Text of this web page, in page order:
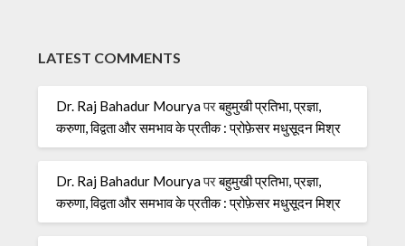
LATEST COMMENTS
Dr. Raj Bahadur Mouryaपरबहुमुखी प्रतिभा, प्रज्ञा,
करुणा, विद्वता और समभाव के प्रतीक : प्रोफ़ेसर मधुसूदन मिश्र
Dr. Raj Bahadur Mouryaपरबहुमुखी प्रतिभा, प्रज्ञा,
करुणा, विद्वता और समभाव के प्रतीक : प्रोफ़ेसर मधुसूदन मिश्र